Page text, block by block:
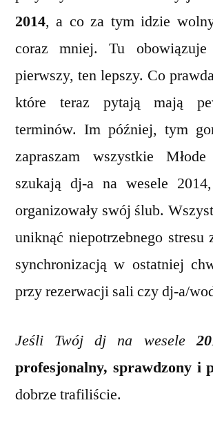
2014, a co za tym idzie
coraz mniej. Tu
pierwszy, ten lepszy. Co
które teraz pytają mają
terminów. Im później, tym
zapraszam wszystkie
szukają dj-a na wesele
organizowały swój ślub.
uniknąć niepotrzebnego stresu
synchronizacją w ostatniej
przy rezerwacji sali czy dj-a/
Jeśli Twój dj na wesele
profesjonalny, sprawdzony i
dobrze trafiliście.